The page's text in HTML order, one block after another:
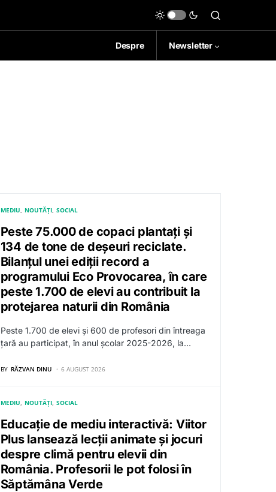
Despre Newsletter
MEDIU NOUTĂȚI SOCIAL
Peste 75.000 de copaci plantați și
134 de tone de deșeuri reciclate.
Bilanțul unei ediții record a
programului Eco Provocarea, în care
peste 1.700 de elevi au contribuit la
protejarea naturii din România
Peste 1.700 de elevi și 600 de profesori din întreaga
țară au participat, în anul școlar 2025-2026, la…
BY RĂZVAN DINU 6 AUGUST 2026
MEDIU NOUTĂȚI SOCIAL
Educație de mediu interactivă: Viitor
Plus lansează lecții animate și jocuri
despre climă pentru elevii din
România. Profesorii le pot folosi în
Săptămâna Verde